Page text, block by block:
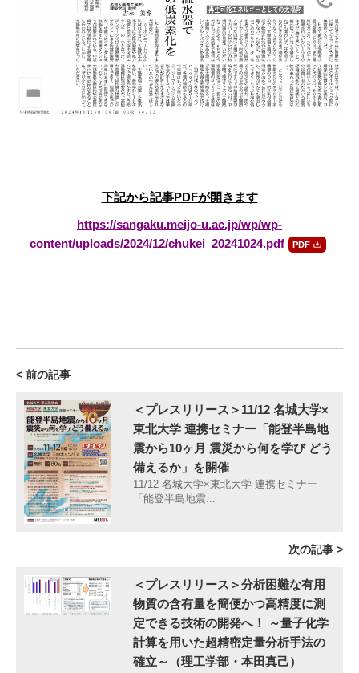
下記から記事PDFが開きます
https://sangaku.meijo-u.ac.jp/wp/wp-
content/uploads/2024/12/chukei_20241024.pdf
< 前の記事
＜プレスリリース＞11/12 名城大学×
東北大学 連携セミナー「能登半島地
震から10ヶ月 震災から何を学び どう
備えるか」を開催
11/12 名城大学×東北大学 連携セミナー
「能登半島地震...
次の記事 >
＜プレスリリース＞分析困難な有用
物質の含有量を簡便かつ高精度に測
定できる技術の開発へ！ ～量子化学
計算を用いた超精密定量分析手法の
確立～（理工学部・本田真己）